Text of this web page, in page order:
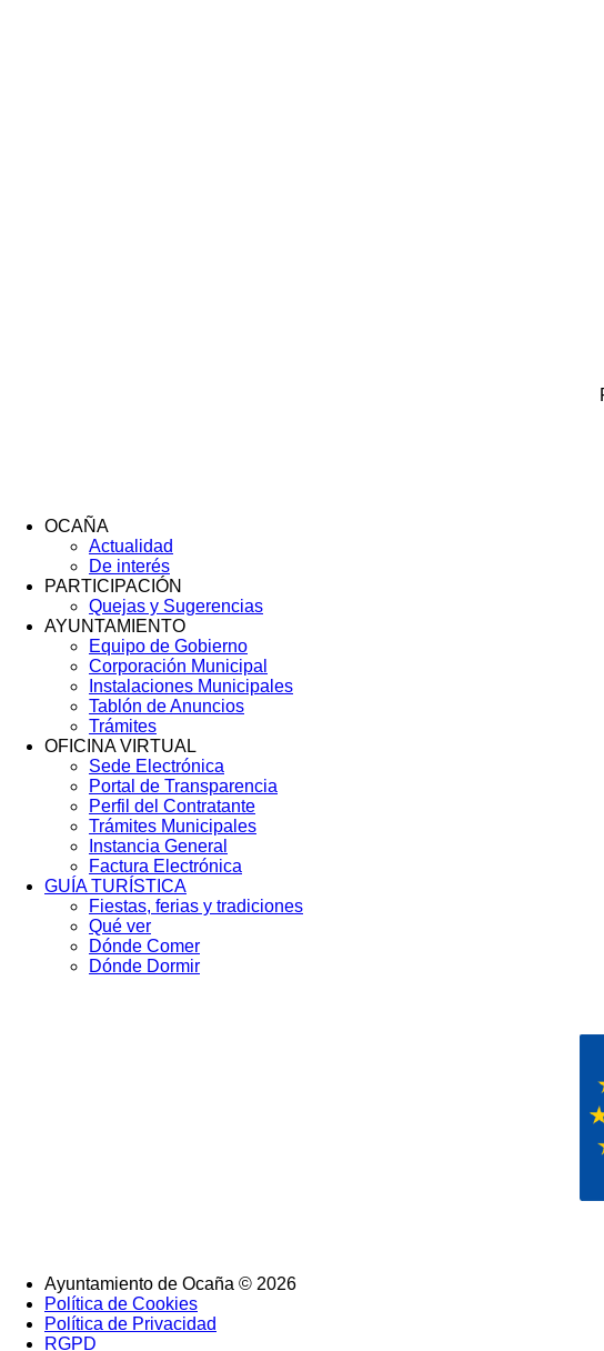
OCAÑA
Actualidad
De interés
PARTICIPACIÓN
Quejas y Sugerencias
AYUNTAMIENTO
Equipo de Gobierno
Corporación Municipal
Instalaciones Municipales
Tablón de Anuncios
Trámites
OFICINA VIRTUAL
Sede Electrónica
Portal de Transparencia
Perfil del Contratante
Trámites Municipales
Instancia General
Factura Electrónica
GUÍA TURÍSTICA
Fiestas, ferias y tradiciones
Qué ver
Dónde Comer
Dónde Dormir
SubFooter
Ayuntamiento de Ocaña © 2026
Política de Cookies
Política de Privacidad
RGPD